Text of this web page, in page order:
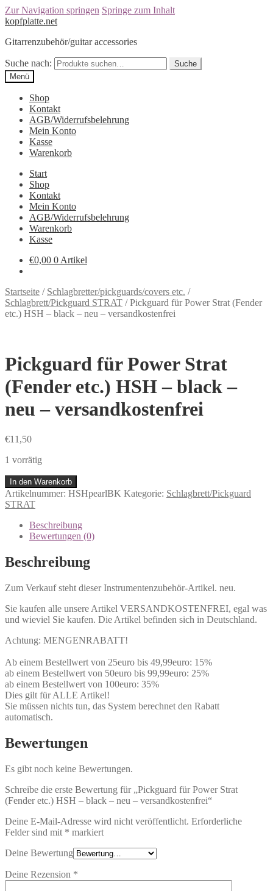
Zur Navigation springen Springe zum Inhalt
kopfplatte.net
Gitarrenzubehör/guitar accessories
Suche nach:
Suche
Menü
Shop
Kontakt
AGB/Widerrufsbelehrung
Mein Konto
Kasse
Warenkorb
Start
Shop
Kontakt
Mein Konto
AGB/Widerrufsbelehrung
Warenkorb
Kasse
€0,00 0 Artikel
Startseite / Schlagbretter/pickguards/covers etc. /
Schlagbrett/Pickguard STRAT /Pickguard für Power Strat (Fender
etc.) HSH – black – neu – versandkostenfrei
Pickguard für Power Strat
(Fender etc.) HSH – black –
neu – versandkostenfrei
€11,50
1 vorrätig
In den Warenkorb
Artikelnummer: HSHpearlBK Kategorie: Schlagbrett/Pickguard
STRAT
Beschreibung
Bewertungen (0)
Beschreibung
Zum Verkauf steht dieser Instrumentenzubehör-Artikel. neu.
Sie kaufen alle unsere Artikel VERSANDKOSTENFREI, egal was
und wieviel Sie kaufen. Die Artikel befinden sich in Deutschland.
Achtung: MENGENRABATT!
Ab einem Bestellwert von 25euro bis 49,99euro: 15%
ab einem Bestellwert von 50euro bis 99,99euro: 25%
ab einem Bestellwert von 100euro: 35%
Dies gilt für ALLE Artikel!
Sie müssen nichts tun, das System berechnet den Rabatt
automatisch.
Bewertungen
Es gibt noch keine Bewertungen.
Schreibe die erste Bewertung für „Pickguard für Power Strat
(Fender etc.) HSH – black – neu – versandkostenfrei“
Deine E-Mail-Adresse wird nicht veröffentlicht. Erforderliche
Felder sind mit * markiert
Deine Bewertung
Deine Rezension *